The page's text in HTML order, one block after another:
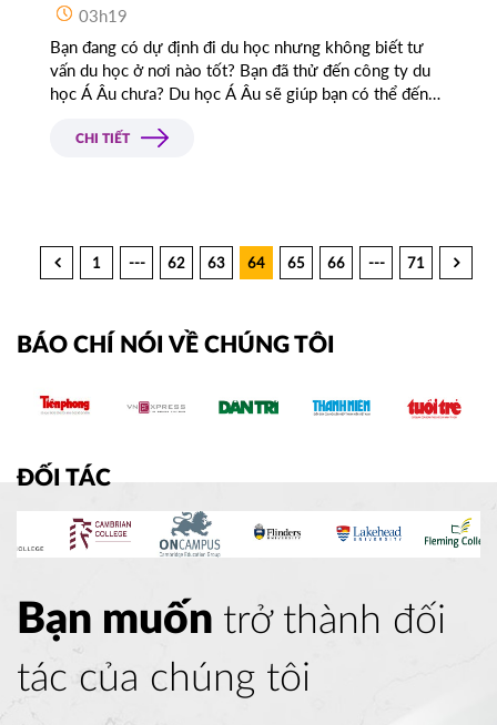
03h19
Bạn đang có dự định đi du học nhưng không biết tư
vấn du học ở nơi nào tốt? Bạn đã thử đến công ty du
học Á Âu chưa? Du học Á Âu sẽ giúp bạn có thể đến
CHI TIẾT
1 --- 62 63 64 65 66 --- 71
BÁO CHÍ NÓI VỀ CHÚNG TÔI
ĐỐI TÁC
Bạn muốn trở thành đối
tác của chúng tôi